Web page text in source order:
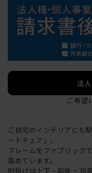
法
ご希望
ご自宅のインテリアにも
ートチェア」。
フレームをファブリック
高めています。
肘掛けは上下・前後・30